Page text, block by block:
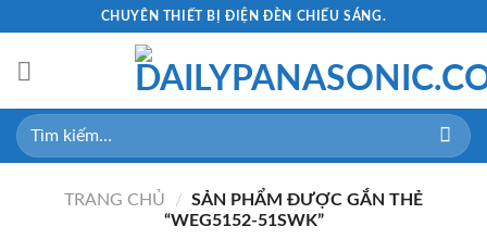
content
CHUYÊN THIẾT BỊ ĐIỆN ĐÈN CHIẾU SÁNG.
Tìm
kiếm:
TRANG CHỦ / SẢN PHẨM ĐƯỢC GẮN THẺ
“WEG5152-51SWK”